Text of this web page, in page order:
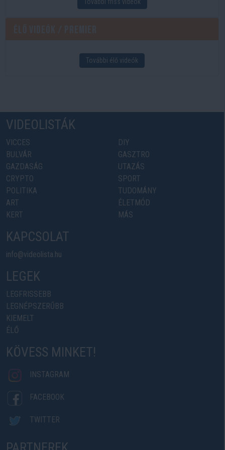
További élő videók
VIDEOLISTÁK
VICCES
BULVÁR
GAZDASÁG
CRYPTO
POLITIKA
ART
KERT
DIY
GASZTRO
UTAZÁS
SPORT
TUDOMÁNY
ÉLETMÓD
MÁS
KAPCSOLAT
info@videolista.hu
LEGEK
LEGFRISSEBB
LEGNÉPSZERŰBB
KIEMELT
ÉLŐ
KÖVESS MINKET!
INSTAGRAM
FACEBOOK
TWITTER